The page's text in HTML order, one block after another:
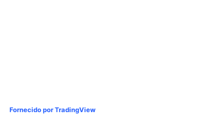
Fornecido por TradingView